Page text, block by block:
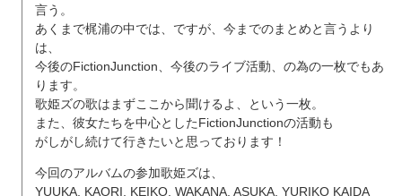
言う。
あくまで梶浦の中では、ですが、今までのまとめと言うより
は、
今後のFictionJunction、今後のライブ活動、の為の一枚でもあ
ります。
歌姫ズの歌はまずここから聞けるよ、という一枚。
また、彼女たちを中心としたFictionJunctionの活動も
がしがし続けて行きたいと思っております！
今回のアルバムの参加歌姫ズは、
YUUKA, KAORI, KEIKO, WAKANA, ASUKA, YURIKO KAIDA